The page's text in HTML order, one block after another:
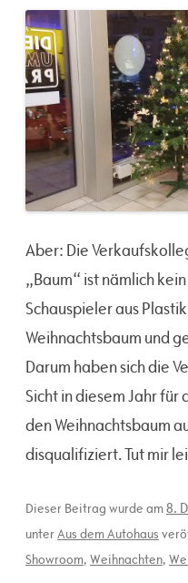
Aber: Die
„Baum“ ist nämlich
Schauspieler aus
Weihnachtsbaum und
Darum haben sich die
Sicht in diesem Jahr
den Weihnachtsbaum
disqualifiziert. Tut mir
Dieser Beitrag wurde am8.
unterAus dem Autohaus
Showroom, Weihnachten,